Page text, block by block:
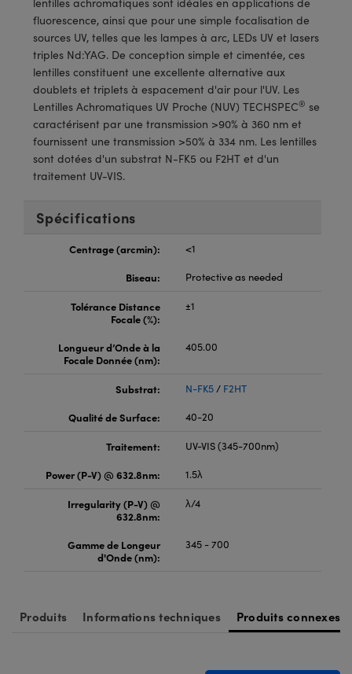
ou Coupleurs
de Poche ou à Mesure Directe
: Microscopie
pour Caméras
: Caméras
Optiques Lightpath
Labs™
Gratings™
Optiques de SCHOTT
fluorescence, ainsi que pour une simple focalisation de
sources UV, telles que les lampes à arc, LEDs UV et lasers
triples Nd:YAG. De conception simple et cimentée, ces
lentilles constituent une excellente alternative aux
doublets et triplets à espacement d'air pour l'UV. Les
Lentilles Achromatiques UV Proche (NUV) TECHSPEC® se
caractérisent par une transmission >90% à 360 nm et
fournissent une transmission >50% à 334 nm. Les lentilles
sont dotées d'un substrat N-FK5 ou F2HT et d'un
traitement UV-VIS.
Spécifications
Centrage (arcmin):
<1
Biseau:
Protective as needed
Tolérance Distance
Focale (%):
±1
Longueur d’Onde à la
Focale Donnée (nm):
405.00
Substrat: N-FK5/ F2HT
Qualité de Surface:
40-20
Traitement:
UV-VIS (345-700nm)
Power (P-V) @ 632.8nm:
1.5λ
Irregularity (P-V) @
632.8nm:
λ/4
Gamme de Longeur
d'Onde (nm):
345 - 700
Produits Informations techniques Produits connexes